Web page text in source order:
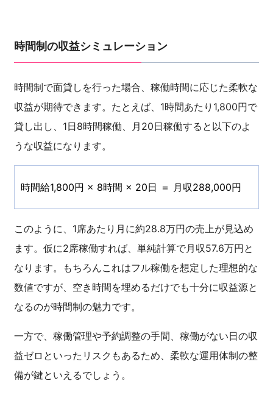
時間制の収益シミュレーション
時間制で面貸しを行った場合、稼働時間に応じた柔軟な
収益が期待できます。たとえば、1時間あたり1,800円で
貸し出し、1日8時間稼働、月20日稼働すると以下のよ
うな収益になります。
時間給1,800円 × 8時間 × 20日 ＝ 月収288,000円
このように、1席あたり月に約28.8万円の売上が見込め
ます。仮に2席稼働すれば、単純計算で月収57.6万円と
なります。もちろんこれはフル稼働を想定した理想的な
数値ですが、空き時間を埋めるだけでも十分に収益源と
なるのが時間制の魅力です。
一方で、稼働管理や予約調整の手間、稼働がない日の収
益ゼロといったリスクもあるため、柔軟な運用体制の整
備が鍵といえるでしょう。